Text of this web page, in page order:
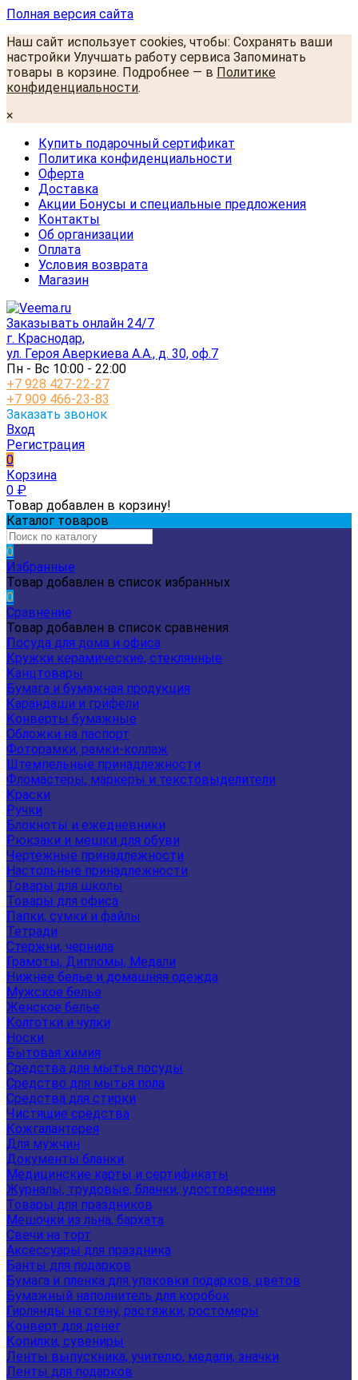
Полная версия сайта
Наш сайт использует cookies, чтобы: Сохранять ваши
настройки Улучшать работу сервиса Запоминать
товары в корзине. Подробнее — в Политике
конфиденциальности.
×
Купить подарочный сертификат
Политика конфиденциальности
Оферта
Доставка
Акции Бонусы и специальные предложения
Контакты
Об организации
Оплата
Условия возврата
Магазин
Заказывать онлайн 24/7
г. Краснодар,
ул. Героя Аверкиева А.А., д. 30, оф.7
Пн - Вс 10:00 - 22:00
+7 928 427-22-27
+7 909 466-23-83
Заказать звонок
Вход
Регистрация
0
Корзина
0 ₽
Товар добавлен в корзину!
Каталог товаров
0
Избранные
Товар добавлен в список избранных
0
Сравнение
Товар добавлен в список сравнения
Посуда для дома и офиса
Кружки керамические, стеклянные
Канцтовары
Бумага и бумажная продукция
Карандаши и грифели
Конверты бумажные
Обложки на паспорт
Фоторамки, рамки-коллаж
Штемпельные принадлежности
Фломастеры, маркеры и текстовыделители
Краски
Ручки
Блокноты и ежедневники
Рюкзаки и мешки для обуви
Чертежные принадлежности
Настольные принадлежности
Товары для школы
Товары для офиса
Папки, сумки и файлы
Тетради
Стержни, чернила
Грамоты, Дипломы, Медали
Нижнее белье и домашняя одежда
Мужское белье
Женское белье
Колготки и чулки
Носки
Бытовая химия
Средства для мытья посуды
Средство для мытья пола
Средства для стирки
Чистящие средства
Кожгалантерея
Для мужчин
Документы бланки
Медицинские карты и сертификаты
Журналы, трудовые, бланки, удостоверения
Товары для праздников
Мешочки из льна, бархата
Свечи на торт
Аксессуары для праздника
Банты для подарков
Бумага и пленка для упаковки подарков, цветов
Бумажный наполнитель для коробок
Гирлянды на стену, растяжки, ростомеры
Конверт для денег
Копилки, сувениры
Ленты выпускника, учителю, медали, значки
Ленты для подарков